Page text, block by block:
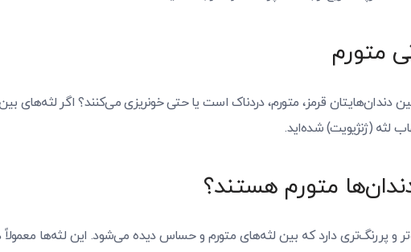
متورم
دندان‌هایتان قرمز، متورم، دردناک است یا حتی خونریزی می‌کنند؟ اگر لثه‌های
لثه (ژنژیویت) شده‌اید.
متورم هستند؟
و پررنگ‌تری دارد که بین لثه‌های متورم و حساس دیده می‌شود. این لثه‌ها